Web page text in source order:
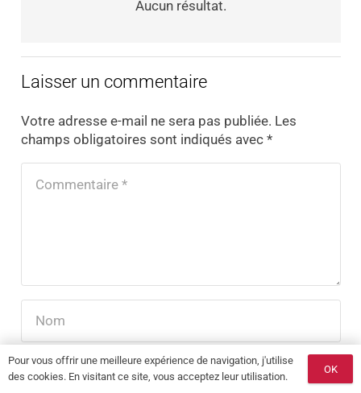
Aucun résultat.
Laisser un commentaire
Votre adresse e-mail ne sera pas publiée. Les
champs obligatoires sont indiqués avec *
Pour vous offrir une meilleure expérience de navigation, j'utilise
des cookies. En visitant ce site, vous acceptez leur utilisation.
OK